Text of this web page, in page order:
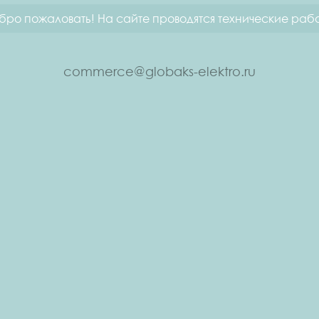
пожаловать! На сайте проводятся технические
commerce@globaks-elektro.ru